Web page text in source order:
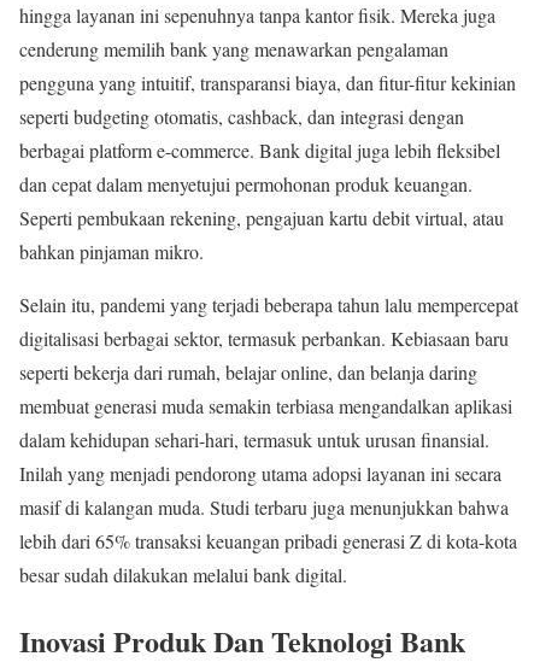
hingga layanan ini sepenuhnya tanpa kantor fisik. Mereka juga
cenderung memilih bank yang menawarkan pengalaman
pengguna yang intuitif, transparansi biaya, dan fitur-fitur kekinian
seperti budgeting otomatis, cashback, dan integrasi dengan
berbagai platform e-commerce. Bank digital juga lebih fleksibel
dan cepat dalam menyetujui permohonan produk keuangan.
Seperti pembukaan rekening, pengajuan kartu debit virtual, atau
bahkan pinjaman mikro.
Selain itu, pandemi yang terjadi beberapa tahun lalu mempercepat
digitalisasi berbagai sektor, termasuk perbankan. Kebiasaan baru
seperti bekerja dari rumah, belajar online, dan belanja daring
membuat generasi muda semakin terbiasa mengandalkan aplikasi
dalam kehidupan sehari-hari, termasuk untuk urusan finansial.
Inilah yang menjadi pendorong utama adopsi layanan ini secara
masif di kalangan muda. Studi terbaru juga menunjukkan bahwa
lebih dari 65% transaksi keuangan pribadi generasi Z di kota-kota
besar sudah dilakukan melalui bank digital.
Inovasi Produk Dan Teknologi Bank